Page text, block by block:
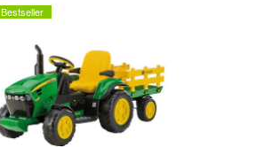
Bestseller